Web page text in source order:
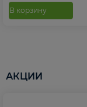
В корзину
АКЦИИ